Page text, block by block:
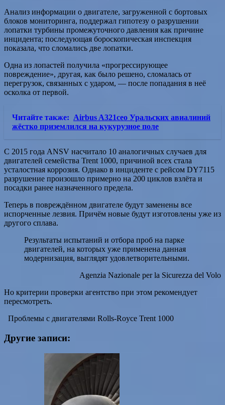
Анализ информации о двигателе, загруженной с бортовых
блоков мониторинга, поддержал гипотезу о разрушении
лопатки турбины промежуточного давления как причине
инцидента; последующая бороскопическая инспекция
показала, что сломались две лопатки.
Одна из лопастей получила «прогрессирующее
повреждение», другая, как было решено, сломалась от
перегрузок, связанных с ударом, — после попадания в неё
осколка от первой.
Читайте также: Airbus A321ceo Уральских авиалиний
жёстко приземлился на кукурузное поле
С 2015 года ANSV насчитало 10 аналогичных случаев для
двигателей семейства Trent 1000, причиной всех стала
усталостная коррозия. Однако в инциденте с рейсом DY7115
разрушение произошло примерно на 200 циклов взлёта и
посадки ранее назначенного предела.
Теперь в повреждённом двигателе будут заменены все
испорченные лезвия. Причём новые будут изготовлены уже из
другого сплава.
Результаты испытаний и отбора проб на парке
двигателей, на которых уже применена данная
модернизация, выглядят удовлетворительными.
Agenzia Nazionale per la Sicurezza del Volo
Но критерии проверки агентство при этом рекомендует
пересмотреть.
Проблемы с двигателями Rolls-Royce Trent 1000
Другие записи: